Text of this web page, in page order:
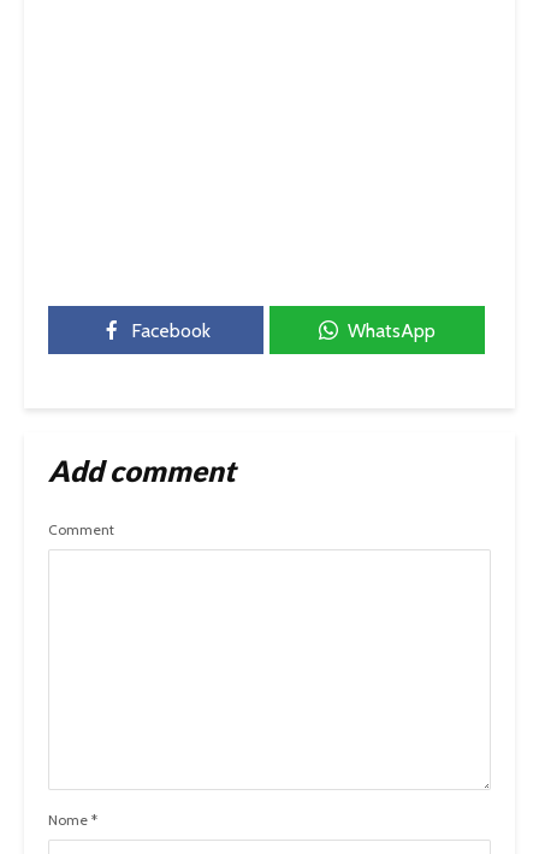
Facebook WhatsApp
Add comment
Comment
Nome *